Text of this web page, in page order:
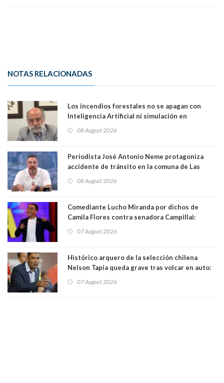
NOTAS RELACIONADAS
Los incendios forestales no se apagan con
Inteligencia Artificial ni simulación en
Magister en Asentamientos Humanos PUC
08 August 2026
Periodista José Antonio Neme protagoniza
accidente de tránsito en la comuna de Las
08 August 2026
Comediante Lucho Miranda por dichos de
Camila Flores contra senadora Campillai:
forma de quitar dignidad"
07 August 2026
Histórico arquero de la selección chilena
Nelson Tapia queda grave tras volcar en auto:
07 August 2026